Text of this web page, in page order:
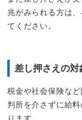
兆がみられる方は
てください。
差し押さえの対
税金や社会保険な
判所を介さずに給
ります。